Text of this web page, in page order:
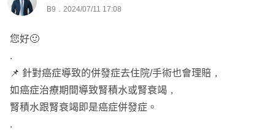
B9．2024/07/11 17:08
您好🙂
.
📌 針對癌症導致的併發症去住院/手術也會理賠，
如癌症治療期間導致腎積水或腎衰竭，
腎積水跟腎衰竭即是癌症併發症。
.